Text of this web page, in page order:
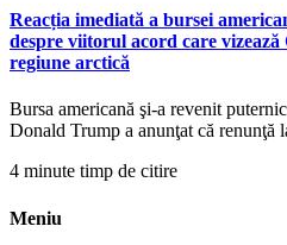
Reacția imediată a bursei
despre viitorul acord care
regiune arctică
Bursa americană şi-a revenit
Donald Trump a anunţat că
4 minute timp de citire
Meniu